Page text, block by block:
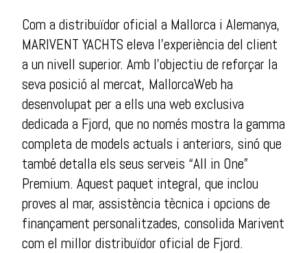
Com a distribuïdor oficial a Mallorca i Alemanya,
MARIVENT YACHTS eleva l’experiència del client
a un nivell superior. Amb l’objectiu de reforçar la
seva posició al mercat, MallorcaWeb ha
desenvolupat per a ells una web exclusiva
dedicada a Fjord, que no només mostra la gamma
completa de models actuals i anteriors, sinó que
també detalla els seus serveis “All in One”
Premium. Aquest paquet integral, que inclou
proves al mar, assistència tècnica i opcions de
finançament personalitzades, consolida Marivent
com el millor distribuïdor oficial de Fjord.